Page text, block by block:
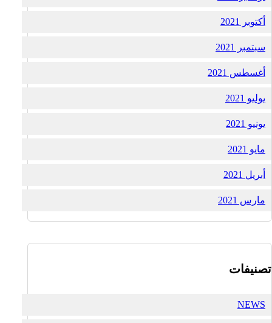
أكتوبر 2021
سبتمبر 2021
أغسطس 2021
يوليو 2021
يونيو 2021
مايو 2021
أبريل 2021
مارس 2021
تصنيفات
NEWS